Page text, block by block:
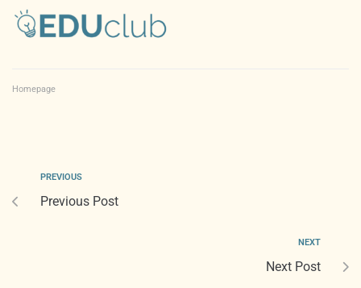
Homepage
PREVIOUS
Previous Post
NEXT
Next Post